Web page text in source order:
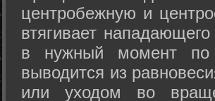
центробежную и
втягивает
в нужный момент по
выводится из
или уходом во